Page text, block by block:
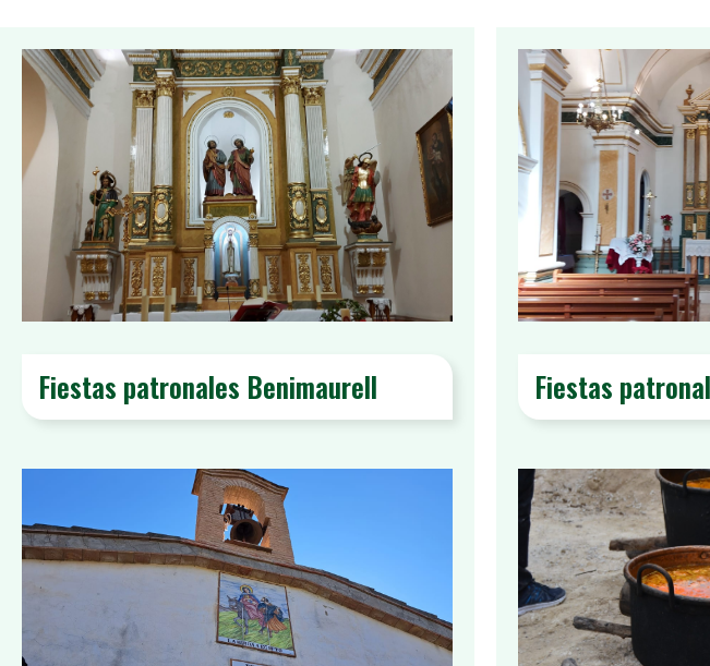
Fiestas patronales Benimaurell Fiestas